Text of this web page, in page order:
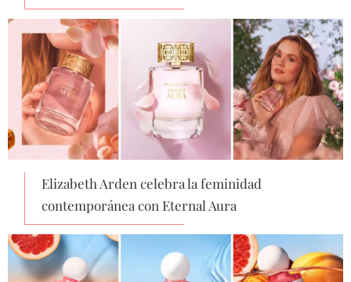
Elizabeth Arden celebra la feminidad
contemporánea con Eternal Aura